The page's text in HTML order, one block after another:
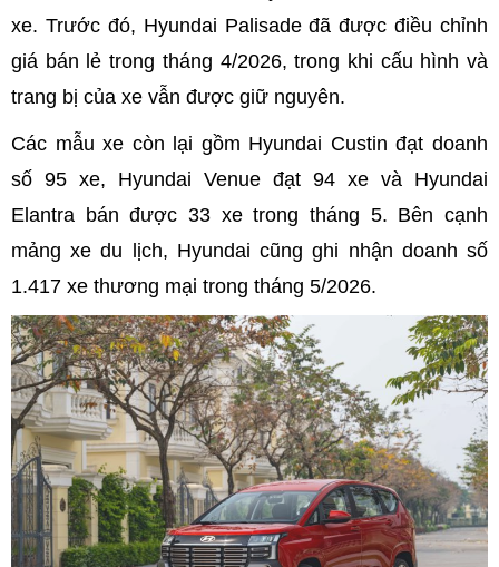
xe. Trước đó, Hyundai Palisade đã được điều chỉnh
giá bán lẻ trong tháng 4/2026, trong khi cấu hình và
trang bị của xe vẫn được giữ nguyên.
Các mẫu xe còn lại gồm Hyundai Custin đạt doanh
số 95 xe, Hyundai Venue đạt 94 xe và Hyundai
Elantra bán được 33 xe trong tháng 5. Bên cạnh
mảng xe du lịch, Hyundai cũng ghi nhận doanh số
1.417 xe thương mại trong tháng 5/2026.